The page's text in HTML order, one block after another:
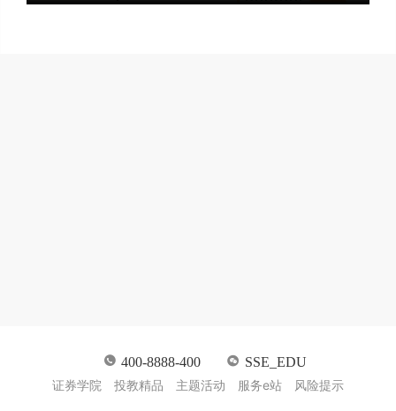
400-8888-400 SSE_EDU
证券学院 投教精品 主题活动 服务e站 风险提示